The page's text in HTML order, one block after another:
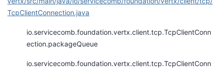
TcpClientConnection.java
io.servicecomb.foundation.vertx.client.tcp.TcpClientConn
ection.packageQueue
io.servicecomb.foundation.vertx.client.tcp.TcpClientConn